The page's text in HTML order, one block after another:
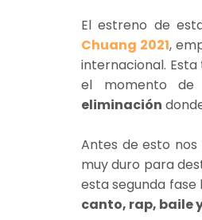
El estreno de
Chuang 2021,
internacional.
el momento
eliminación
Antes de esto
muy duro para
esta segunda
canto, rap, baile